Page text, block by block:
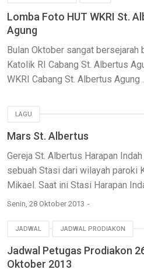
Lomba Foto HUT WKRI St.
Agung
Bulan Oktober sangat bersejarah
Katolik RI Cabang St. Albertus
WKRI Cabang St. Albertus Agung
LAGU
Mars St. Albertus
Gereja St. Albertus Harapan
sebuah Stasi dari wilayah paroki
Mikael. Saat ini Stasi Harapan
Senin, 28 Oktober 2013
JADWAL JADWAL PRODIAKON
Jadwal Petugas Prodiakon
Oktober 2013